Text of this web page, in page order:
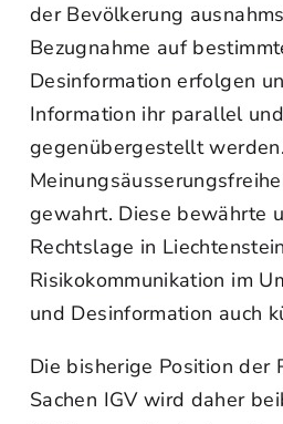
der Bevölkerung
Bezugnahme auf
Desinformation erfolgen
Information ihr parallel
gegenübergestellt
gewahrt. Diese bewährte
Rechtslage in
Risikokommunikation im
und Desinformation auch
Die bisherige Position der
Sachen IGV wird daher